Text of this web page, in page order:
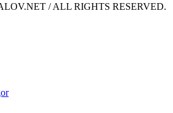
/ ALL RIGHTS RESERVED.